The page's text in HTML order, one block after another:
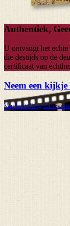
Authentiek,
U ontvangt het
die destijds op de
certificaat van
Neem een
Van bestelling tot